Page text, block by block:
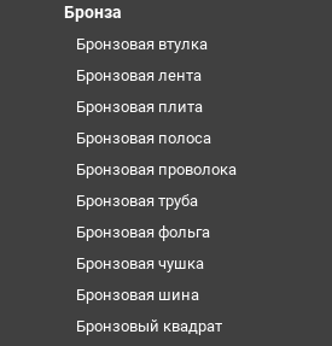
Бронза
Бронзовая втулка
Бронзовая лента
Бронзовая плита
Бронзовая полоса
Бронзовая проволока
Бронзовая труба
Бронзовая фольга
Бронзовая чушка
Бронзовая шина
Бронзовый квадрат